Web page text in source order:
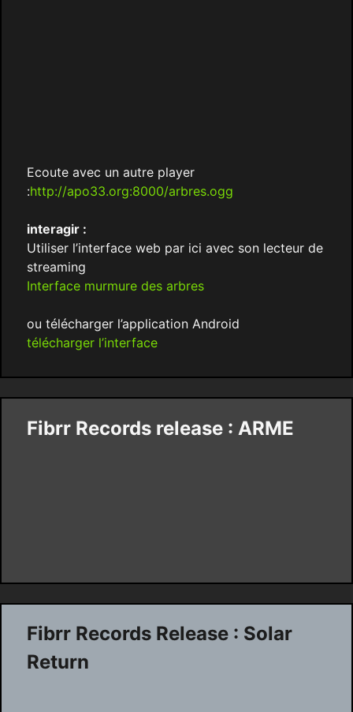
Ecoute avec un autre player
:http://apo33.org:8000/arbres.ogg
interagir :
Utiliser l’interface web par ici avec son lecteur de
streaming
Interface murmure des arbres
ou télécharger l’application Android
télécharger l’interface
Fibrr Records release : ARME
Fibrr Records Release : Solar
Return